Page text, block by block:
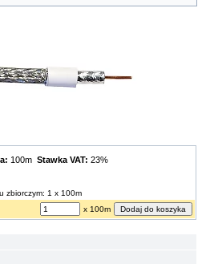
100mStawka VAT: 23%
zbiorczym: 1 x 100m
x 100m